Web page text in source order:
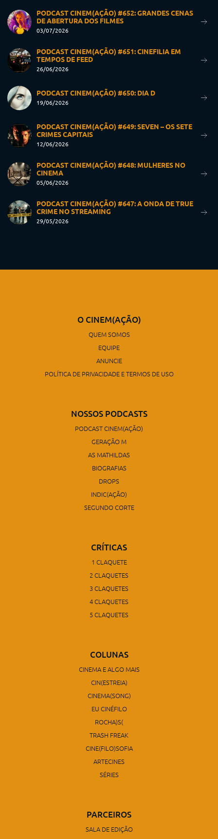
PODCAST CINEM(AÇÃO) #652: GRANDES CENAS
DE ABERTURA DOS FILMES
03/07/2026
PODCAST CINEM(AÇÃO) #651: CINEFILIA EM
TEMPOS DE FEED
26/06/2026
PODCAST CINEM(AÇÃO) #650: DIA D
19/06/2026
PODCAST CINEM(AÇÃO) #649: SEVEN – OS SETE
CRIMES CAPITAIS
12/06/2026
PODCAST CINEM(AÇÃO) #648: MULHERES NO
CINEMA
05/06/2026
PODCAST CINEM(AÇÃO) #647: A ONDA DE TRUE
CRIME NO STREAMING
29/05/2026
O CINEM(AÇÃO)
QUEM SOMOS
EQUIPE
ANUNCIE
POLÍTICA DE PRIVACIDADE E TERMOS DE USO
NOSSOS PODCASTS
PODCAST CINEM(AÇÃO)
GERAÇÃO M
AS MATHILDAS
BIOGRAFIAS
DROPS
INDIC(AÇÃO)
SEGUNDO CORTE
CRÍTICAS
1 CLAQUETE
2 CLAQUETES
3 CLAQUETES
4 CLAQUETES
5 CLAQUETES
COLUNAS
CINEMA E ALGO MAIS
CIN(ESTREIA)
CINEMA(SONG)
EU CINÉFILO
ROCHA)S(
TRASH FREAK
CINE(FILO)SOFIA
ARTECINES
SÉRIES
PARCEIROS
SALA DE EDIÇÃO